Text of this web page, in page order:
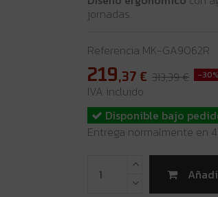
jornadas.
Referencia MK-GA9062R
219,37 € 313,39 € -30%
IVA incluido
Disponible bajo
Entrega normalmente en